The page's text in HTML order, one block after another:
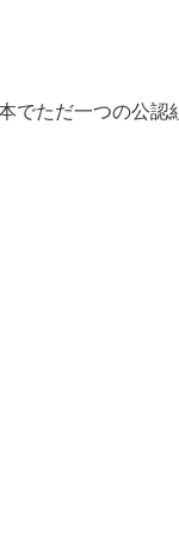
でただ一つの公認